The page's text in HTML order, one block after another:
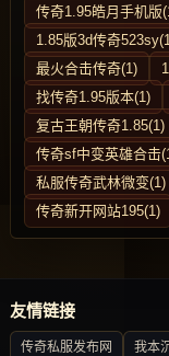
传奇1.95皓月手机版
1.85版3d传奇
最火合击传奇(1)
找传奇1.95版本(1)
复古王朝传奇1.85(1)
传奇sf中变英雄合击
私服传奇武林微变(1)
传奇新开网站195(1)
友情链接
传奇私服发布网 我本